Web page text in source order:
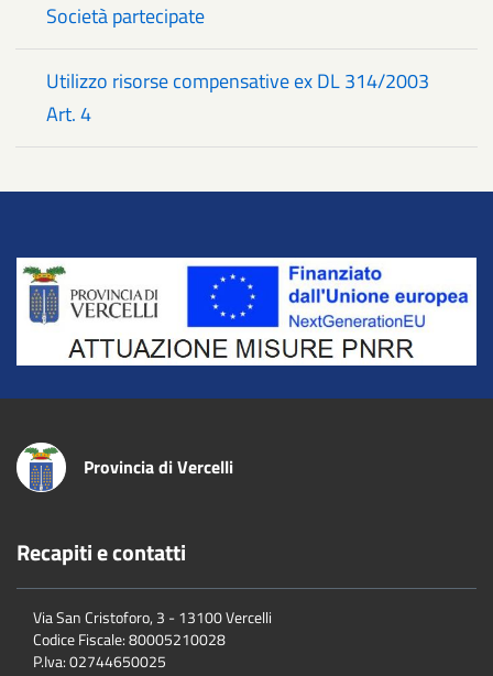
Società partecipate
Utilizzo risorse compensative ex DL 314/2003
Art. 4
Title
Provincia di Vercelli
Recapiti e contatti
Via San Cristoforo, 3 - 13100 Vercelli
Codice Fiscale:80005210028
P.Iva:02744650025